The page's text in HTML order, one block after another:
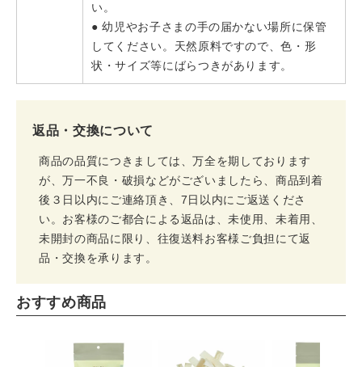
い。
● 幼児やお子さまの手の届かない場所に保管
してください。天然原料ですので、色・形
状・サイズ等にばらつきがあります。
返品・交換について
商品の品質につきましては、万全を期しております
が、万一不良・破損などがございましたら、商品到着
後３日以内にご連絡頂き、7日以内にご返送くださ
い。お客様のご都合による返品は、未使用、未着用、
未開封の商品に限り、往復送料お客様ご負担にて返
品・交換を承ります。
おすすめ商品